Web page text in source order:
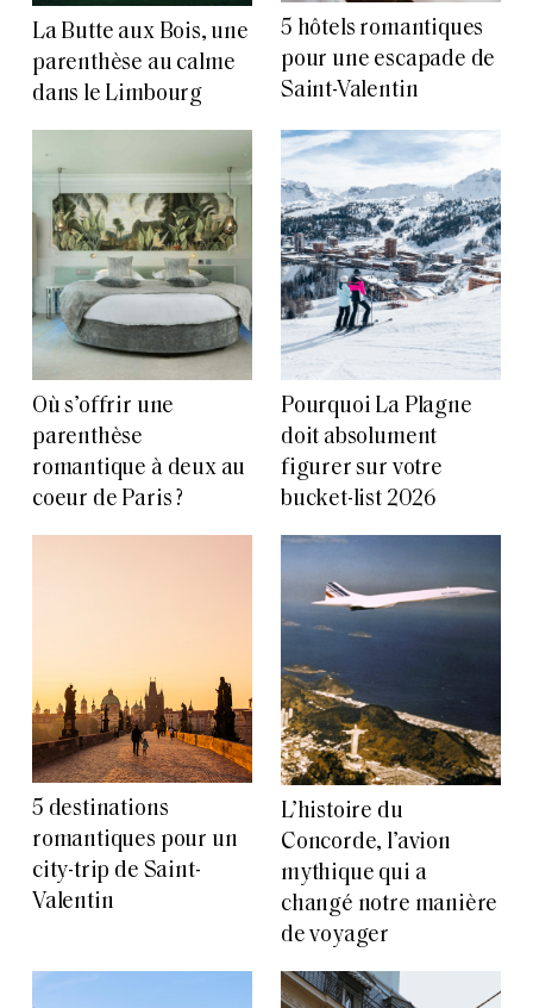
La Butte aux Bois, une
parenthèse au calme
dans le Limbourg
5 hôtels romantiques
pour une escapade de
Saint-Valentin
Où s’offrir une
parenthèse
romantique à deux au
coeur de Paris ?
Pourquoi La Plagne
doit absolument
figurer sur votre
bucket-list 2026
5 destinations
romantiques pour un
city-trip de Saint-
Valentin
L’histoire du
Concorde, l’avion
mythique qui a
changé notre manière
de voyager